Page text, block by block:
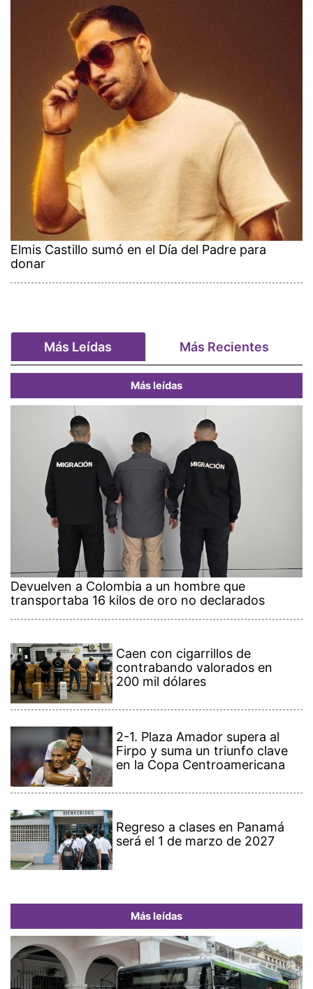
Elmis Castillo sumó en el Día del Padre para
donar
Más Leídas Más Recientes
Más leídas
Devuelven a Colombia a un hombre que
transportaba 16 kilos de oro no declarados
Caen con cigarrillos de
contrabando valorados en
200 mil dólares
2-1. Plaza Amador supera al
Firpo y suma un triunfo clave
en la Copa Centroamericana
Regreso a clases en Panamá
será el 1 de marzo de 2027
Más leídas